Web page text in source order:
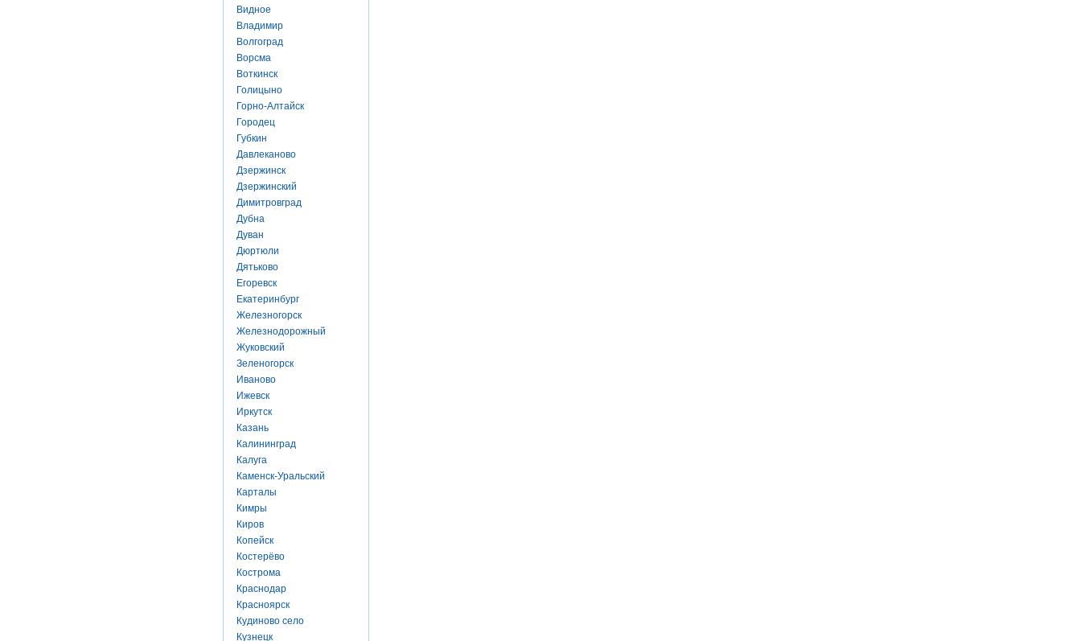
Видное
Владимир
Волгоград
Ворсма
Воткинск
Голицыно
Горно-Алтайск
Городец
Губкин
Давлеканово
Дзержинск
Дзержинский
Димитровград
Дубна
Дуван
Дюртюли
Дятьково
Егоревск
Екатеринбург
Железногорск
Железнодорожный
Жуковский
Зеленогорск
Иваново
Ижевск
Иркутск
Казань
Калининград
Калуга
Каменск-Уральский
Карталы
Кимры
Киров
Копейск
Костерёво
Кострома
Краснодар
Красноярск
Кудиново село
Кузнецк